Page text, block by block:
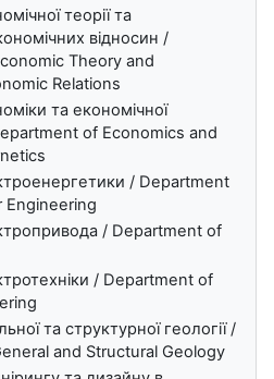
теорії та
відносин /
Theory and
Relations
та економічної
of Economics and
/ Department
Engineering
/ Department of
/ Department of
та структурної геології /
and Structural Geology